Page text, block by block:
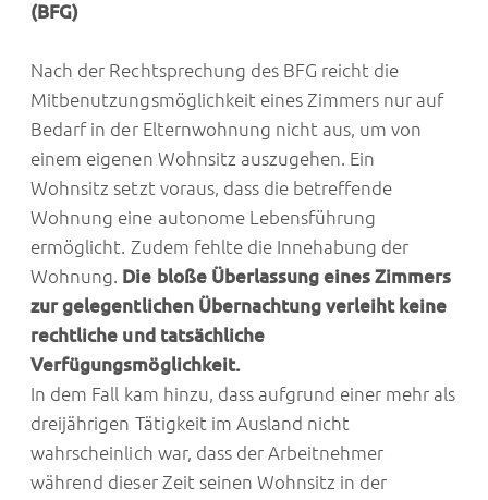
(BFG)
Nach der Rechtsprechung des BFG reicht die
Mitbenutzungsmöglichkeit eines Zimmers nur auf
Bedarf in der Elternwohnung nicht aus, um von
einem eigenen Wohnsitz auszugehen. Ein
Wohnsitz setzt voraus, dass die betreffende
Wohnung eine autonome Lebensführung
ermöglicht. Zudem fehlte die Innehabung der
Wohnung. Die bloße Überlassung eines Zimmers
zur gelegentlichen Übernachtung verleiht keine
rechtliche und tatsächliche
Verfügungsmöglichkeit.
In dem Fall kam hinzu, dass aufgrund einer mehr als
dreijährigen Tätigkeit im Ausland nicht
wahrscheinlich war, dass der Arbeitnehmer
während dieser Zeit seinen Wohnsitz in der